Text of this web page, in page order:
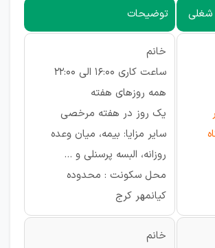
شغلی توضیحات
خانم
ساعت کاری 16:00 الی 22:00
همه روزهای هفته
یک روز در هفته مرخصی
سایر مزایا: بیمه، میان وعده
روزانه، البسه پرسنلی و ...
محل سکونت : محدوده
کیانمهر کرج
خانم